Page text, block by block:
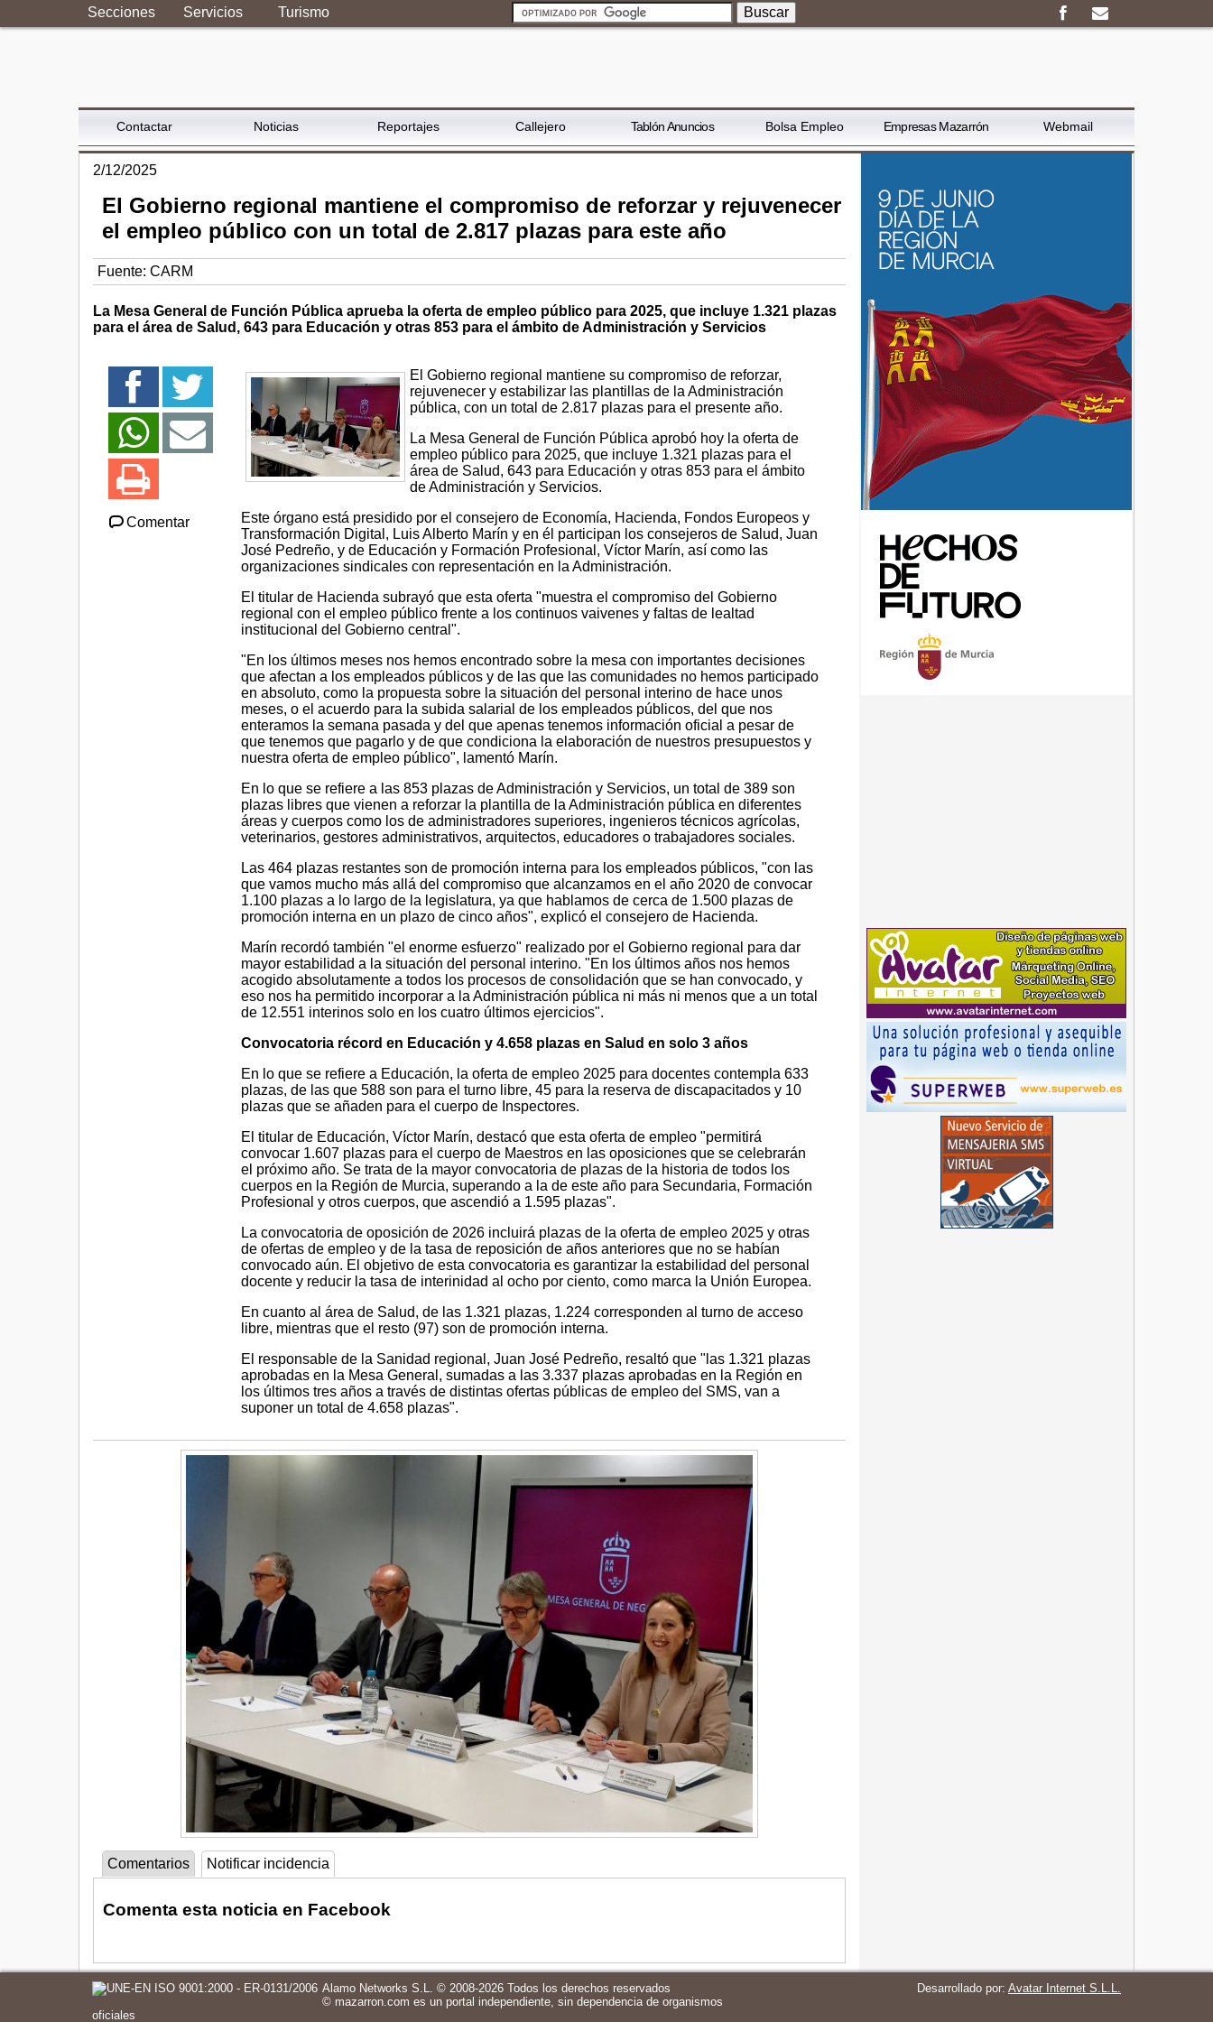
Secciones Servicios Turismo
Contactar Noticias Reportajes Callejero Tablón Anuncios Bolsa Empleo Empresas Mazarrón Webmail
2/12/2025
El Gobierno regional mantiene el compromiso de reforzar y rejuvenecer
el empleo público con un total de 2.817 plazas para este año
Fuente: CARM
La Mesa General de Función Pública aprueba la oferta de empleo público para 2025, que incluye 1.321 plazas
para el área de Salud, 643 para Educación y otras 853 para el ámbito de Administración y Servicios
Comentar
El Gobierno regional mantiene su compromiso de reforzar,
rejuvenecer y estabilizar las plantillas de la Administración
pública, con un total de 2.817 plazas para el presente año.
La Mesa General de Función Pública aprobó hoy la oferta de
empleo público para 2025, que incluye 1.321 plazas para el
área de Salud, 643 para Educación y otras 853 para el ámbito
de Administración y Servicios.
Este órgano está presidido por el consejero de Economía, Hacienda, Fondos Europeos y
Transformación Digital, Luis Alberto Marín y en él participan los consejeros de Salud, Juan
José Pedreño, y de Educación y Formación Profesional, Víctor Marín, así como las
organizaciones sindicales con representación en la Administración.
El titular de Hacienda subrayó que esta oferta "muestra el compromiso del Gobierno
regional con el empleo público frente a los continuos vaivenes y faltas de lealtad
institucional del Gobierno central".
"En los últimos meses nos hemos encontrado sobre la mesa con importantes decisiones
que afectan a los empleados públicos y de las que las comunidades no hemos participado
en absoluto, como la propuesta sobre la situación del personal interino de hace unos
meses, o el acuerdo para la subida salarial de los empleados públicos, del que nos
enteramos la semana pasada y del que apenas tenemos información oficial a pesar de
que tenemos que pagarlo y de que condiciona la elaboración de nuestros presupuestos y
nuestra oferta de empleo público", lamentó Marín.
En lo que se refiere a las 853 plazas de Administración y Servicios, un total de 389 son
plazas libres que vienen a reforzar la plantilla de la Administración pública en diferentes
áreas y cuerpos como los de administradores superiores, ingenieros técnicos agrícolas,
veterinarios, gestores administrativos, arquitectos, educadores o trabajadores sociales.
Las 464 plazas restantes son de promoción interna para los empleados públicos, "con las
que vamos mucho más allá del compromiso que alcanzamos en el año 2020 de convocar
1.100 plazas a lo largo de la legislatura, ya que hablamos de cerca de 1.500 plazas de
promoción interna en un plazo de cinco años", explicó el consejero de Hacienda.
Marín recordó también "el enorme esfuerzo" realizado por el Gobierno regional para dar
mayor estabilidad a la situación del personal interino. "En los últimos años nos hemos
acogido absolutamente a todos los procesos de consolidación que se han convocado, y
eso nos ha permitido incorporar a la Administración pública ni más ni menos que a un total
de 12.551 interinos solo en los cuatro últimos ejercicios".
Convocatoria récord en Educación y 4.658 plazas en Salud en solo 3 años
En lo que se refiere a Educación, la oferta de empleo 2025 para docentes contempla 633
plazas, de las que 588 son para el turno libre, 45 para la reserva de discapacitados y 10
plazas que se añaden para el cuerpo de Inspectores.
El titular de Educación, Víctor Marín, destacó que esta oferta de empleo "permitirá
convocar 1.607 plazas para el cuerpo de Maestros en las oposiciones que se celebrarán
el próximo año. Se trata de la mayor convocatoria de plazas de la historia de todos los
cuerpos en la Región de Murcia, superando a la de este año para Secundaria, Formación
Profesional y otros cuerpos, que ascendió a 1.595 plazas".
La convocatoria de oposición de 2026 incluirá plazas de la oferta de empleo 2025 y otras
de ofertas de empleo y de la tasa de reposición de años anteriores que no se habían
convocado aún. El objetivo de esta convocatoria es garantizar la estabilidad del personal
docente y reducir la tasa de interinidad al ocho por ciento, como marca la Unión Europea.
En cuanto al área de Salud, de las 1.321 plazas, 1.224 corresponden al turno de acceso
libre, mientras que el resto (97) son de promoción interna.
El responsable de la Sanidad regional, Juan José Pedreño, resaltó que "las 1.321 plazas
aprobadas en la Mesa General, sumadas a las 3.337 plazas aprobadas en la Región en
los últimos tres años a través de distintas ofertas públicas de empleo del SMS, van a
suponer un total de 4.658 plazas".
Comentarios Notificar incidencia
Comenta esta noticia en Facebook
Alamo Networks S.L. © 2008-2026 Todos los derechos reservados
© mazarron.com es un portal independiente, sin dependencia de organismos
oficiales
Desarrollado por: Avatar Internet S.L.L.